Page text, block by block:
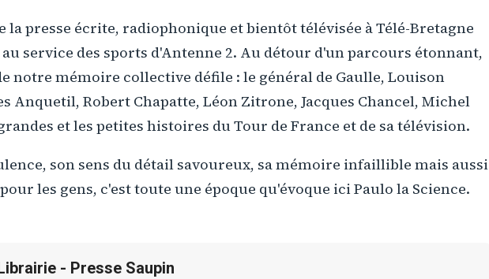
la presse écrite, radiophonique et bientôt télévisée à Télé-Bretagne
service des sports d'Antenne 2. Au détour d'un parcours étonnant,
notre mémoire collective défile : le général de Gaulle, Louison
Anquetil, Robert Chapatte, Léon Zitrone, Jacques Chancel, Michel
et les petites histoires du Tour de France et de sa télévision.
son sens du détail savoureux, sa mémoire infaillible mais aussi
les gens, c'est toute une époque qu'évoque ici Paulo la Science.
- Presse Saupin